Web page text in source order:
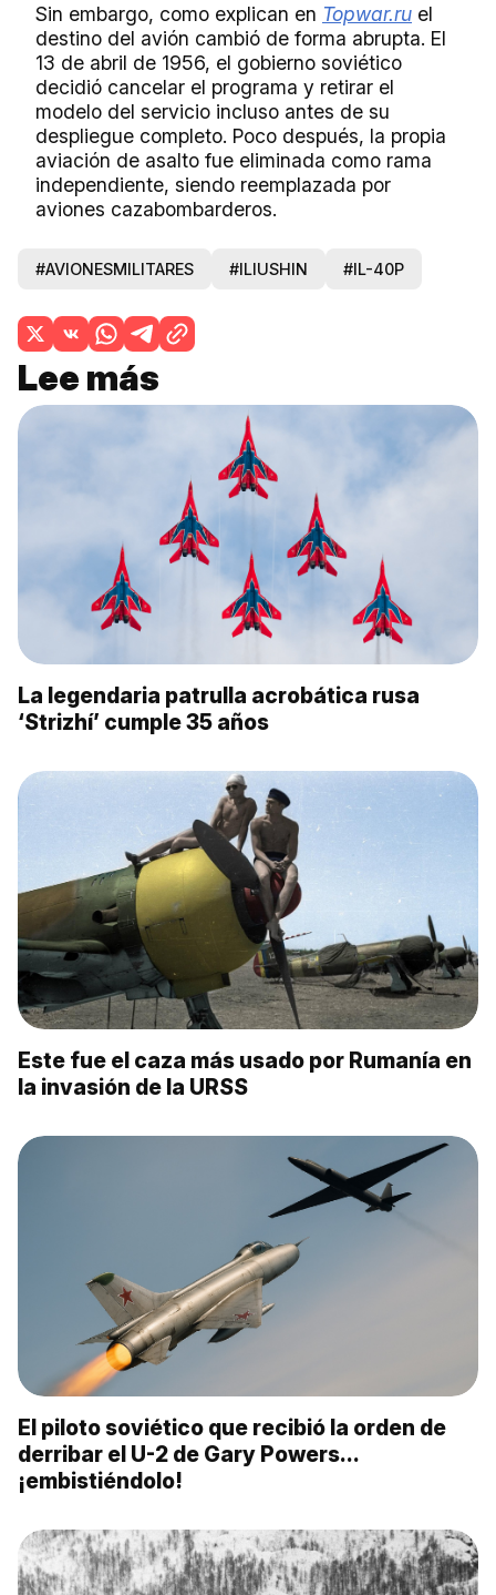
Sin embargo, como explican en Topwar.ru el
destino del avión cambió de forma abrupta. El
13 de abril de 1956, el gobierno soviético
decidió cancelar el programa y retirar el
modelo del servicio incluso antes de su
despliegue completo. Poco después, la propia
aviación de asalto fue eliminada como rama
independiente, siendo reemplazada por
aviones cazabombarderos.
#AVIONESMILITARES #ILIUSHIN #IL-40P
Lee más
La legendaria patrulla acrobática rusa
‘Strizhí’ cumple 35 años
Este fue el caza más usado por Rumanía en
la invasión de la URSS
El piloto soviético que recibió la orden de
derribar el U-2 de Gary Powers…
¡embistiéndolo!